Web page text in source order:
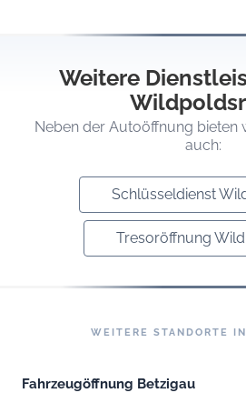
Weitere
Neben der Autoöffnung bieten
auch:
Schlüsseldienst
Tresoröffnung
WEITERE STANDORTE
Fahrzeugöffnung Betzigau